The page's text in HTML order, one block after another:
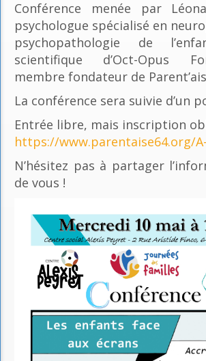
Conférence menée par
psychologue spécialisé en
psychopathologie de
scientifique d’Oct-Opus
membre fondateur de
La conférence sera suivie d’un
Entrée libre, mais inscription
https://www.parentaise64.org/
N’hésitez pas à partager
de vous !